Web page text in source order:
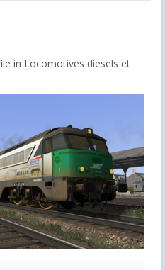
in Locomotives diesels et